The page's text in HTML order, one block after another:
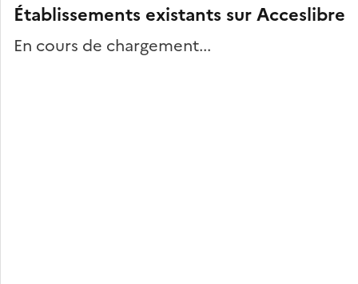
Établissements existants sur Acceslibre
En cours de chargement...